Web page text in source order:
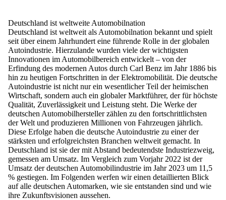
Deutschland ist weltweite Automobilnation
Deutschland ist weltweit als Automobilnation bekannt und spielt
seit über einem Jahrhundert eine führende Rolle in der globalen
Autoindustrie. Hierzulande wurden viele der wichtigsten
Innovationen im Automobilbereich entwickelt – von der
Erfindung des modernen Autos durch Carl Benz im Jahr 1886 bis
hin zu heutigen Fortschritten in der Elektromobilität. Die deutsche
Autoindustrie ist nicht nur ein wesentlicher Teil der heimischen
Wirtschaft, sondern auch ein globaler Marktführer, der für höchste
Qualität, Zuverlässigkeit und Leistung steht. Die Werke der
deutschen Automobilhersteller zählen zu den fortschrittlichsten
der Welt und produzieren Millionen von Fahrzeugen jährlich.
Diese Erfolge haben die deutsche Autoindustrie zu einer der
stärksten und erfolgreichsten Branchen weltweit gemacht. In
Deutschland ist sie der mit Abstand bedeutendste Industriezweig,
gemessen am Umsatz. Im Vergleich zum Vorjahr 2022 ist der
Umsatz der deutschen Automobilindustrie im Jahr 2023 um 11,5
% gestiegen. Im Folgenden werfen wir einen detaillierten Blick
aufalle deutschen Automarken, wie sie entstanden sind und wie
ihre Zukunftsvisionen aussehen.